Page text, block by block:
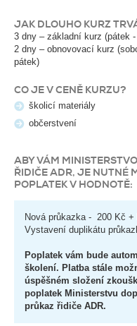
JAK DLOUHO KURZ
3 dny – základní kurz (pátek
2 dny – obnovovací kurz
pátek)
CO JE V CENĚ KURZU?
školicí materiály
občerstvení
ABY VÁM
ŘIDIČE ADR, JE NUTNÉ
POPLATEK V HODNOTĚ:
Nová průkazka - 200 Kč +
Vystavení duplikátu
Poplatek vám bude
školení. Platba stále
úspěšném složení
poplatek Ministerstvu
průkaz řidiče ADR.